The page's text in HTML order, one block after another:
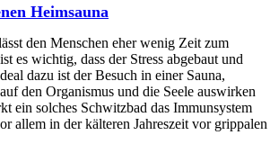
Heimsauna
den Menschen eher wenig Zeit zum
es wichtig, dass der Stress abgebaut und
dazu ist der Besuch in einer Sauna,
den Organismus und die Seele auswirken
ein solches Schwitzbad das Immunsystem
allem in der kälteren Jahreszeit vor grippalen